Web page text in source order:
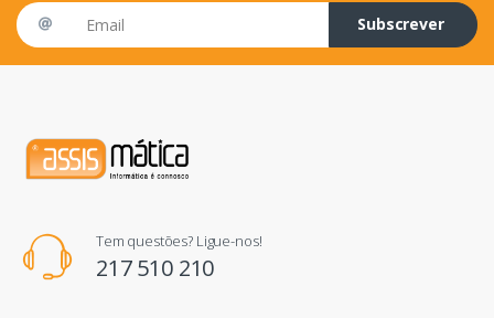
Email address
Subscrever
Tem questões? Ligue-nos!
217 510 210